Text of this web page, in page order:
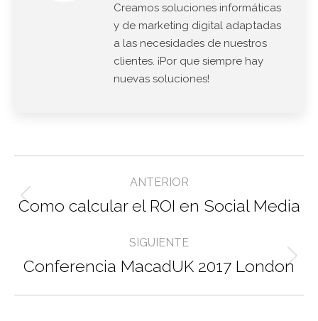
Creamos soluciones informáticas
y de marketing digital adaptadas
a las necesidades de nuestros
clientes. ¡Por que siempre hay
nuevas soluciones!
Navegación
entre
ANTERIOR
Entrada
Como calcular el ROI en Social Media
SIGUIENTE
Entrada
Conferencia MacadUK 2017 London